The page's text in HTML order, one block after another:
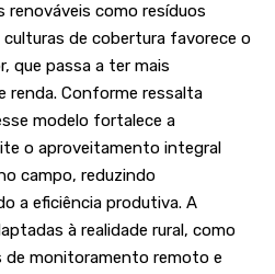
renováveis como resíduos
culturas de cobertura favorece o
que passa a ter mais
renda. Conforme ressalta
modelo fortalece a
o aproveitamento integral
campo, reduzindo
a eficiência produtiva. A
à realidade rural, como
de monitoramento remoto e